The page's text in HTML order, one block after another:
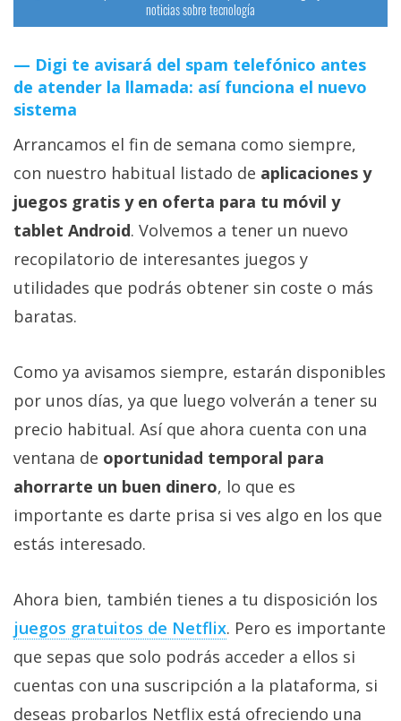
noticias sobre tecnología
Digi te avisará del spam telefónico antes
de atender la llamada: así funciona el nuevo
sistema
Arrancamos el fin de semana como siempre,
con nuestro habitual listado de aplicaciones y
juegos gratis y en oferta para tu móvil y
tablet Android. Volvemos a tener un nuevo
recopilatorio de interesantes juegos y
utilidades que podrás obtener sin coste o más
baratas.
Como ya avisamos siempre, estarán disponibles
por unos días, ya que luego volverán a tener su
precio habitual. Así que ahora cuenta con una
ventana de oportunidad temporal para
ahorrarte un buen dinero, lo que es
importante es darte prisa si ves algo en los que
estás interesado.
Ahora bien, también tienes a tu disposición los
juegos gratuitos de Netflix‎. Pero es importante
que sepas que solo podrás acceder a ellos si
cuentas con una suscripción a la plataforma, si
deseas probarlos Netflix está ofreciendo una